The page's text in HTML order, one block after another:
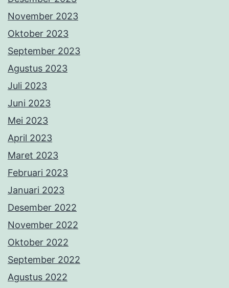
November 2023
Oktober 2023
September 2023
Agustus 2023
Juli 2023
Juni 2023
Mei 2023
April 2023
Maret 2023
Februari 2023
Januari 2023
Desember 2022
November 2022
Oktober 2022
September 2022
Agustus 2022